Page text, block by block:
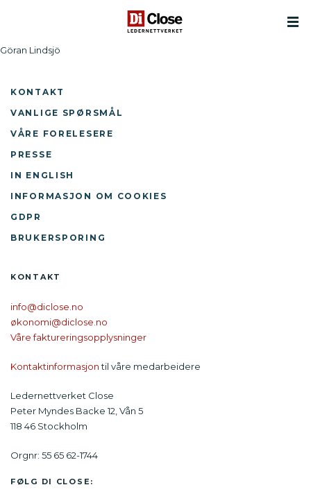
Göran Lindsjö
KONTAKT
VANLIGE SPØRSMÅL
VÅRE FORELESERE
PRESSE
IN ENGLISH
INFORMASJON OM COOKIES
GDPR
BRUKERSPORING
KONTAKT
info@diclose.no
økonomi@diclose.no
Våre faktureringsopplysninger
Kontaktinformasjontil våre medarbeidere
Ledernettverket Close
Peter Myndes Backe 12, Vån 5
118 46 Stockholm
Orgnr: 55 65 62-1744
FØLG DI CLOSE: